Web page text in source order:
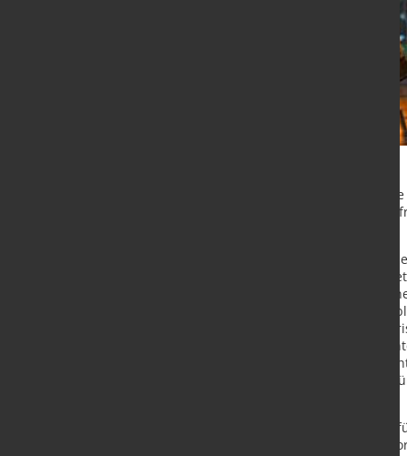
Noch im Jahr 2021 verzeichnete
vergangenen Jahr wurden noch
Die Quartalsprognosen der
verschlechtert. Atradius
Mittelfristig geraten vor allem
gesamten Branche erhebliche
Metallbranche in der
Energiekosten haben die
sich jetzt", sagt Frank Liebold,
spürbar ein und erste Anzeichen
"Das Jahr 2021 war ein Boom-
nach Stahl und Metall im ersten